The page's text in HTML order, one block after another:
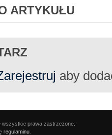
ARTYKUŁU
aby
wszystkie prawa zastrzeżone.
regulaminu